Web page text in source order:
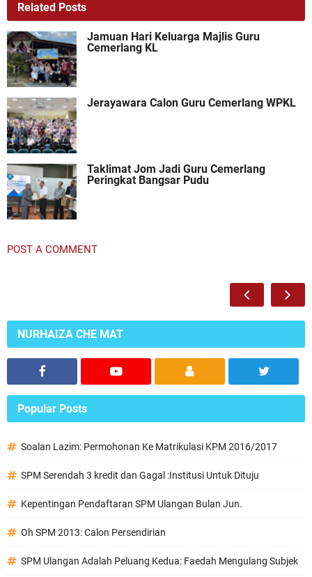
Related Posts
Jamuan Hari Keluarga Majlis Guru
Cemerlang KL
Jerayawara Calon Guru Cemerlang WPKL
Taklimat Jom Jadi Guru Cemerlang
Peringkat Bangsar Pudu
POST A COMMENT
NURHAIZA CHE MAT
Popular Posts
Soalan Lazim: Permohonan Ke Matrikulasi KPM 2016/2017
SPM Serendah 3 kredit dan Gagal :Institusi Untuk Dituju
Kepentingan Pendaftaran SPM Ulangan Bulan Jun.
Oh SPM 2013: Calon Persendirian
SPM Ulangan Adalah Peluang Kedua: Faedah Mengulang Subjek